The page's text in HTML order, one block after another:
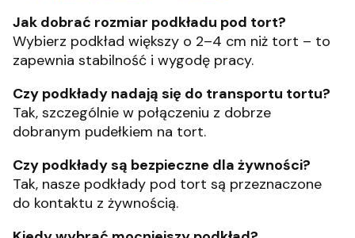
Jak dobrać rozmiar podkładu pod tort?
Wybierz podkład większy o 2–4 cm niż tort – to
zapewnia stabilność i wygodę pracy.
Czy podkłady nadają się do transportu tortu?
Tak, szczególnie w połączeniu z dobrze
dobranym pudełkiem na tort.
Czy podkłady są bezpieczne dla żywności?
Tak, nasze podkłady pod tort są przeznaczone
do kontaktu z żywnością.